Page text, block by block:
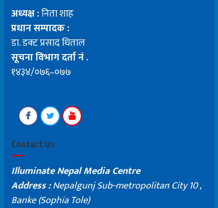
अध्यक्ष :निता शाह
प्रधान सम्पादक :
डा. डक्ट प्रसाद धिताल
सूचना विभाग दर्ता नं .
१४३४/०७६–०७७
Contact Us
Illuminate Nepal Media Centre
Address :Nepalgunj Sub-metropolitan City 10 ,
Banke (Sophia Tole)